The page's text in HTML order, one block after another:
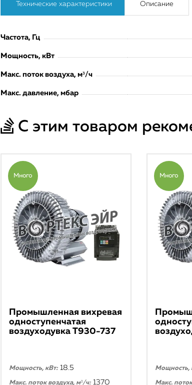
Технические характеристики Описание
Частота, Гц
Мощность, кВт
Макс. поток воздуха, м³/ч
Макс. давление, мбар
С этим товаром
Много
Промышленная вихревая
одноступенчатая
воздуходувка T930-737
Мощность, кВт:18.5
Макс. поток воздуха, м³/ч:1370
Много
Мощность,
Макс.